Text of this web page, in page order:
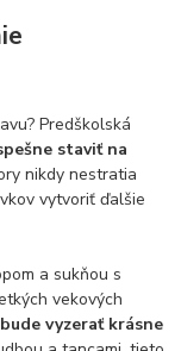
Predškolská
staviť na
nikdy nestratia
vytvoriť ďalšie
a sukňou s
vekových
vyzerať krásne